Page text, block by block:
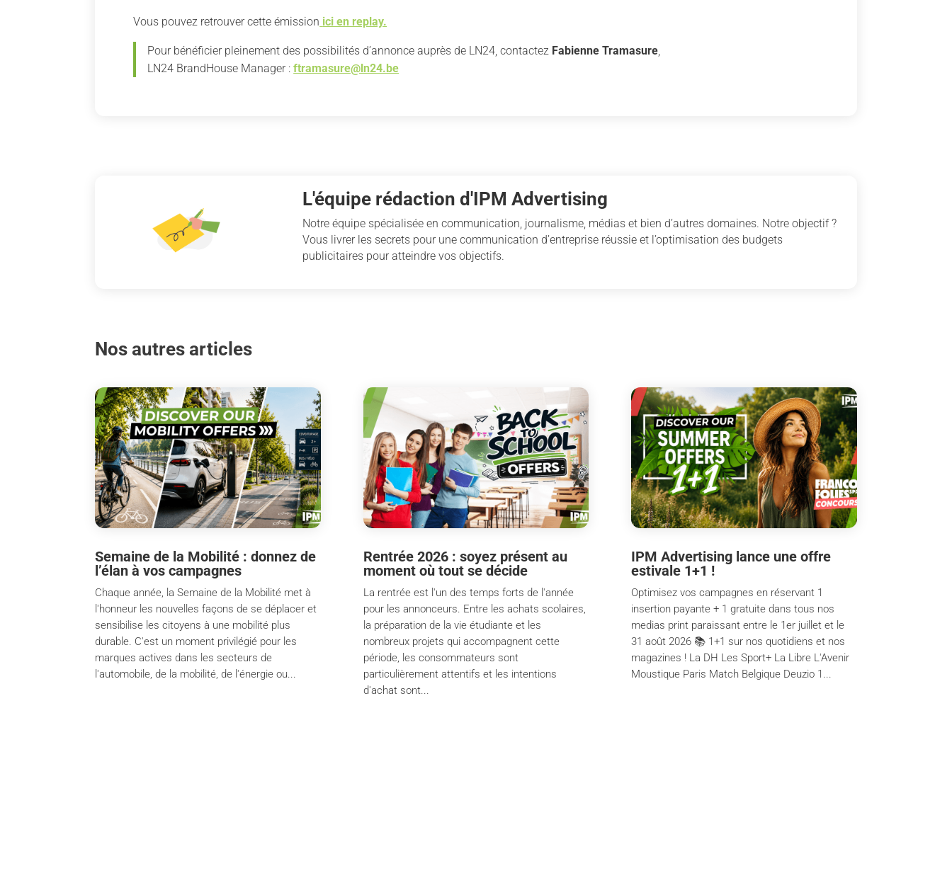
Vous pouvez retrouver cette émission ici en replay.
Pour bénéficier pleinement des possibilités d’annonce auprès de LN24, contactez Fabienne Tramasure,
LN24 BrandHouse Manager : ftramasure@ln24.be
L'équipe rédaction d'IPM Advertising
Notre équipe spécialisée en communication, journalisme, médias et bien d’autres domaines. Notre objectif ?
Vous livrer les secrets pour une communication d’entreprise réussie et l’optimisation des budgets
publicitaires pour atteindre vos objectifs.
Nos autres articles
Semaine de la Mobilité : donnez de
l’élan à vos campagnes
Chaque année, la Semaine de la Mobilité met à
l'honneur les nouvelles façons de se déplacer et
sensibilise les citoyens à une mobilité plus
durable. C'est un moment privilégié pour les
marques actives dans les secteurs de
l'automobile, de la mobilité, de l'énergie ou...
Rentrée 2026 : soyez présent au
moment où tout se décide
La rentrée est l'un des temps forts de l'année
pour les annonceurs. Entre les achats scolaires,
la préparation de la vie étudiante et les
nombreux projets qui accompagnent cette
période, les consommateurs sont
particulièrement attentifs et les intentions
d'achat sont...
IPM Advertising lance une offre
estivale 1+1 !
Optimisez vos campagnes en réservant 1
insertion payante + 1 gratuite dans tous nos
medias print paraissant entre le 1er juillet et le
31 août 2026 📚 1+1 sur nos quotidiens et nos
magazines ! La DH Les Sport+ La Libre L'Avenir
Moustique Paris Match Belgique Deuzio 1...